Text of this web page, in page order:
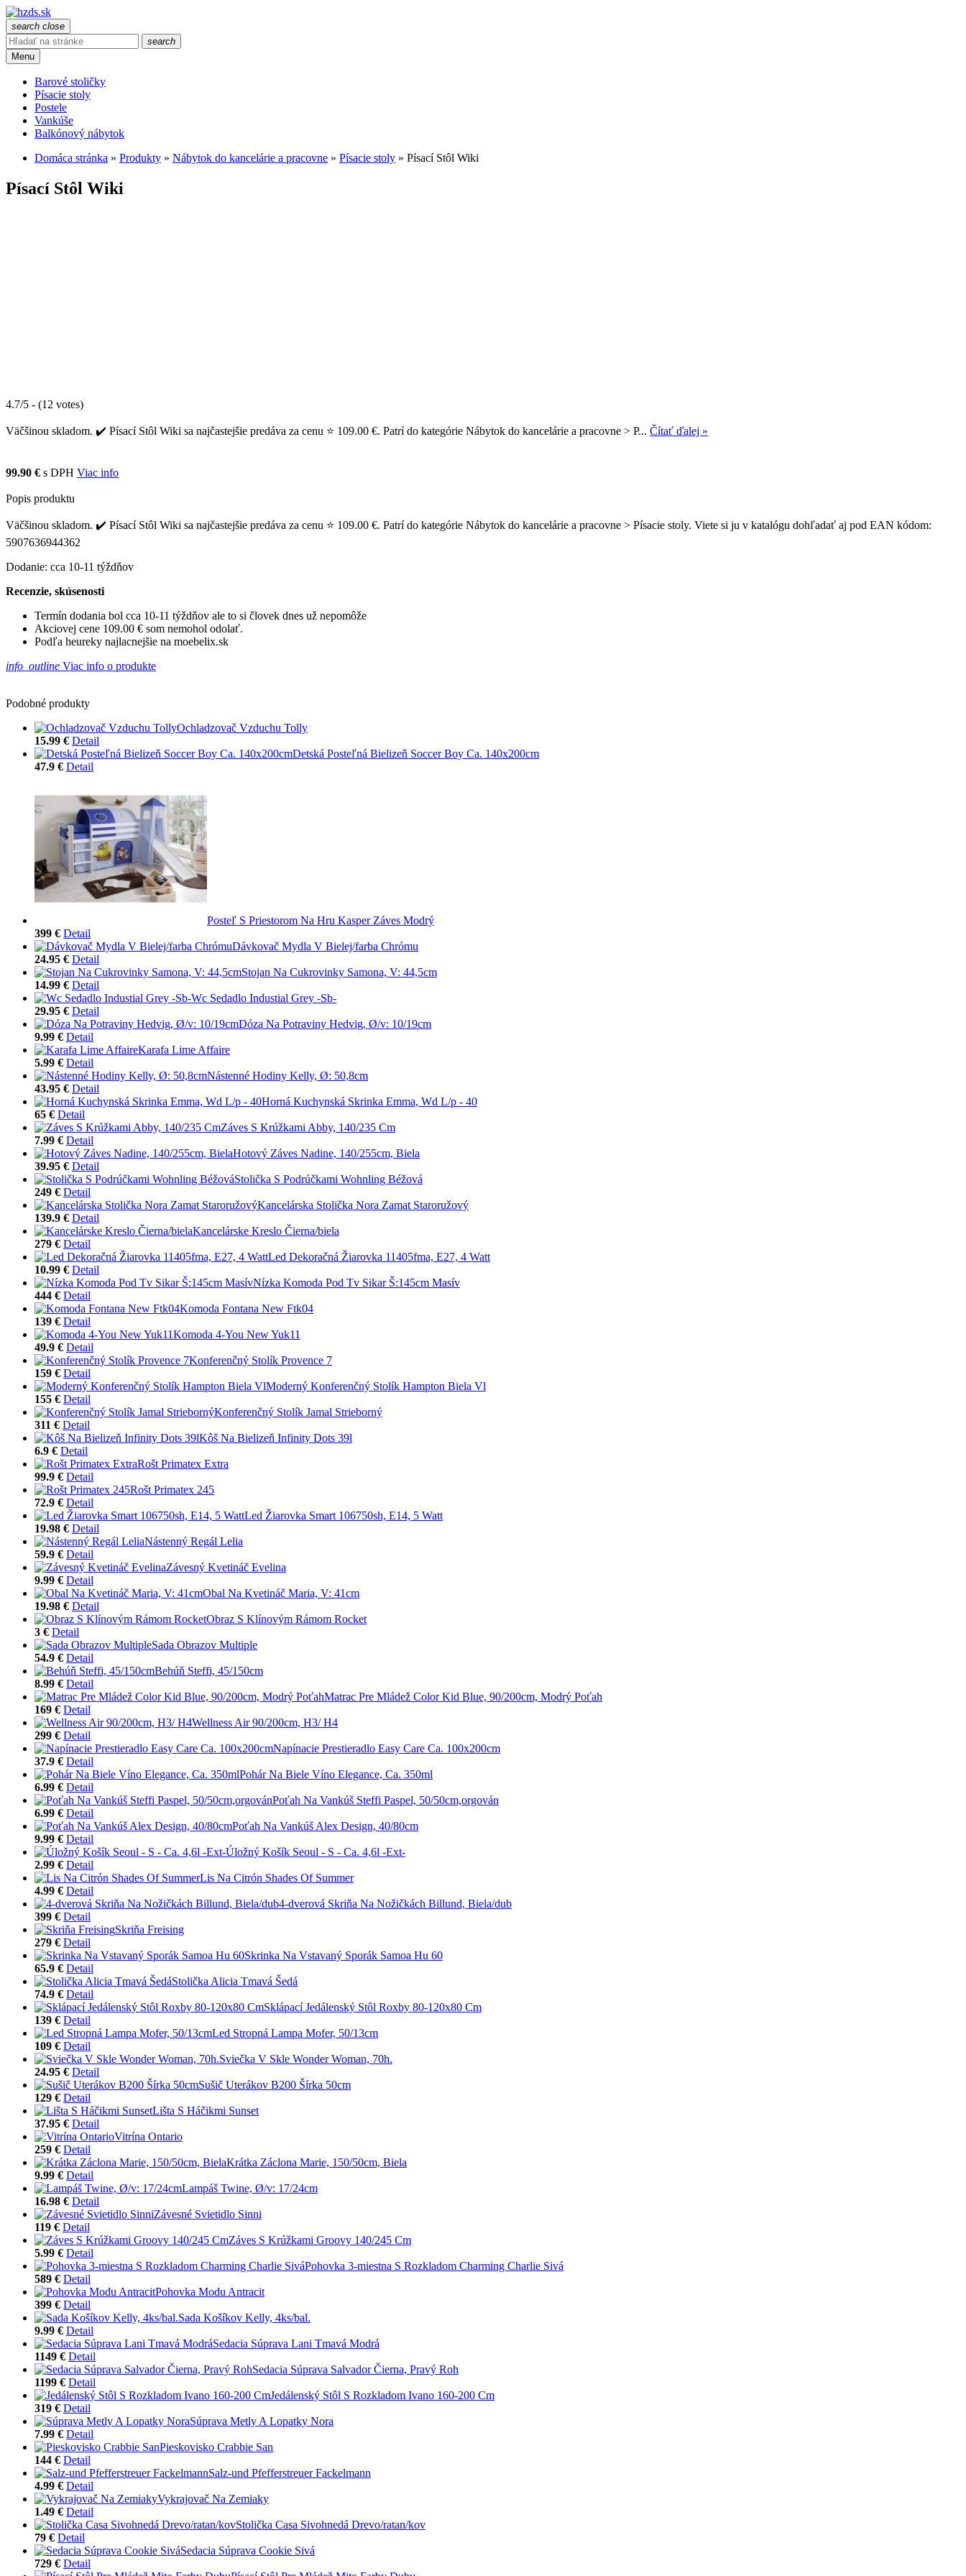
search close
search
Menu
Barové stoličky
Písacie stoly
Postele
Vankúše
Balkónový nábytok
Domáca stránka » Produkty » Nábytok do kancelárie a pracovne » Písacie stoly » Písací Stôl Wiki
Písací Stôl Wiki
4.7/5 - (12 votes)
Väčšinou skladom. ✔️ Písací Stôl Wiki sa najčastejšie predáva za cenu ⭐ 109.00 €. Patrí do kategórie Nábytok do kancelárie a pracovne > P... Čítať ďalej »
99.90 € s DPH Viac info
Popis produktu
Väčšinou skladom. ✔️ Písací Stôl Wiki sa najčastejšie predáva za cenu ⭐ 109.00 €. Patrí do kategórie Nábytok do kancelárie a pracovne > Písacie stoly. Viete si ju v katalógu dohľadať aj pod EAN kódom:
5907636944362
Dodanie: cca 10-11 týždňov
Recenzie, skúsenosti
Termín dodania bol cca 10-11 týždňov ale to si človek dnes už nepomôže
Akciovej cene 109.00 € som nemohol odolať.
Podľa heureky najlacnejšie na moebelix.sk
info_outline Viac info o produkte
Podobné produkty
Ochladzovač Vzduchu Tolly
15.99 € Detail
Detská Posteľná Bielizeň Soccer Boy Ca. 140x200cm
47.9 € Detail
Posteľ S Priestorom Na Hru Kasper Záves Modrý
399 € Detail
Dávkovač Mydla V Bielej/farba Chrómu
24.95 € Detail
Stojan Na Cukrovinky Samona, V: 44,5cm
14.99 € Detail
Wc Sedadlo Industial Grey -Sb-
29.95 € Detail
Dóza Na Potraviny Hedvig, Ø/v: 10/19cm
9.99 € Detail
Karafa Lime Affaire
5.99 € Detail
Nástenné Hodiny Kelly, Ø: 50,8cm
43.95 € Detail
Horná Kuchynská Skrinka Emma, Wd L/p - 40
65 € Detail
Záves S Krúžkami Abby, 140/235 Cm
7.99 € Detail
Hotový Záves Nadine, 140/255cm, Biela
39.95 € Detail
Stolička S Podrúčkami Wohnling Béžová
249 € Detail
Kancelárska Stolička Nora Zamat Staroružový
139.9 € Detail
Kancelárske Kreslo Čierna/biela
279 € Detail
Led Dekoračná Žiarovka 11405fma, E27, 4 Watt
10.99 € Detail
Nízka Komoda Pod Tv Sikar Š:145cm Masív
444 € Detail
Komoda Fontana New Ftk04
139 € Detail
Komoda 4-You New Yuk11
49.9 € Detail
Konferenčný Stolík Provence 7
159 € Detail
Moderný Konferenčný Stolík Hampton Biela Vl
155 € Detail
Konferenčný Stolík Jamal Strieborný
311 € Detail
Kôš Na Bielizeň Infinity Dots 39l
6.9 € Detail
Rošt Primatex Extra
99.9 € Detail
Rošt Primatex 245
72.9 € Detail
Led Žiarovka Smart 106750sh, E14, 5 Watt
19.98 € Detail
Nástenný Regál Lelia
59.9 € Detail
Závesný Kvetináč Evelina
9.99 € Detail
Obal Na Kvetináč Maria, V: 41cm
19.98 € Detail
Obraz S Klínovým Rámom Rocket
3 € Detail
Sada Obrazov Multiple
54.9 € Detail
Behúň Steffi, 45/150cm
8.99 € Detail
Matrac Pre Mládež Color Kid Blue, 90/200cm, Modrý Poťah
169 € Detail
Wellness Air 90/200cm, H3/ H4
299 € Detail
Napínacie Prestieradlo Easy Care Ca. 100x200cm
37.9 € Detail
Pohár Na Biele Víno Elegance, Ca. 350ml
6.99 € Detail
Poťah Na Vankúš Steffi Paspel, 50/50cm,orgován
6.99 € Detail
Poťah Na Vankúš Alex Design, 40/80cm
9.99 € Detail
Úložný Košík Seoul - S - Ca. 4,6l -Ext-
2.99 € Detail
Lis Na Citrón Shades Of Summer
4.99 € Detail
4-dverová Skriňa Na Nožičkách Billund, Biela/dub
399 € Detail
Skriňa Freising
279 € Detail
Skrinka Na Vstavaný Sporák Samoa Hu 60
65.9 € Detail
Stolička Alicia Tmavá Šedá
74.9 € Detail
Sklápací Jedálenský Stôl Roxby 80-120x80 Cm
139 € Detail
Led Stropná Lampa Mofer, 50/13cm
109 € Detail
Sviečka V Skle Wonder Woman, 70h.
24.95 € Detail
Sušič Uterákov B200 Šírka 50cm
129 € Detail
Lišta S Háčikmi Sunset
37.95 € Detail
Vitrína Ontario
259 € Detail
Krátka Záclona Marie, 150/50cm, Biela
9.99 € Detail
Lampáš Twine, Ø/v: 17/24cm
16.98 € Detail
Závesné Svietidlo Sinni
119 € Detail
Záves S Krúžkami Groovy 140/245 Cm
5.99 € Detail
Pohovka 3-miestna S Rozkladom Charming Charlie Sivá
589 € Detail
Pohovka Modu Antracit
399 € Detail
Sada Košíkov Kelly, 4ks/bal.
9.99 € Detail
Sedacia Súprava Lani Tmavá Modrá
1149 € Detail
Sedacia Súprava Salvador Čierna, Pravý Roh
1199 € Detail
Jedálenský Stôl S Rozkladom Ivano 160-200 Cm
319 € Detail
Súprava Metly A Lopatky Nora
7.99 € Detail
Pieskovisko Crabbie San
144 € Detail
Salz-und Pfefferstreuer Fackelmann
4.99 € Detail
Vykrajovač Na Zemiaky
1.49 € Detail
Stolička Casa Sivohnedá Drevo/ratan/kov
79 € Detail
Sedacia Súprava Cookie Sivá
729 € Detail